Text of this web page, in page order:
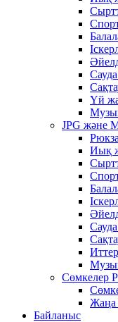
Үй
JPG және
Иық
Сөмкелер
Жаңа
Байланыс